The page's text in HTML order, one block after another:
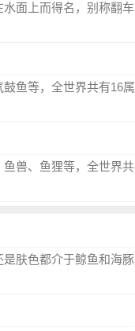
面上而得名，别称翻
鱼等，全世界共有16
兽、鱼狸等，全世界
肤色都介于鲸鱼和海